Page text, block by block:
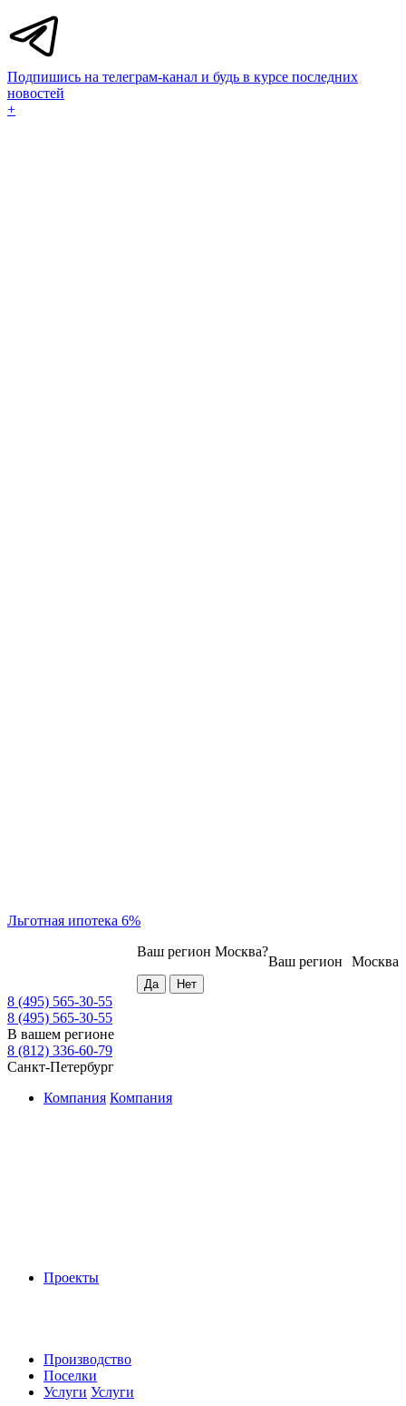
Подпишись на телеграм-канал и будь в курсе последних
новостей
+
Льготная ипотека 6%
Москва
Ваш регион
Ваш регион Москва?
8 (495) 565-30-55
8 (495) 565-30-55
В вашем регионе
8 (812) 336-60-79
Санкт-Петербург
Компания Компания
Проекты
Производство
Поселки
Услуги Услуги